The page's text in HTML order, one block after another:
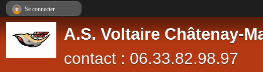
A.S. Voltaire Châtenay-
contact : 06.33.82.98.97
Se connecter
Panneau de gestion des cookies